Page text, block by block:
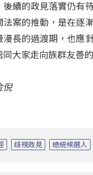
後續的政見落實仍有
法案的推動，是在逐
長的過渡期，也應
大家走向族群友善
倪
歧視政見 總統候選人